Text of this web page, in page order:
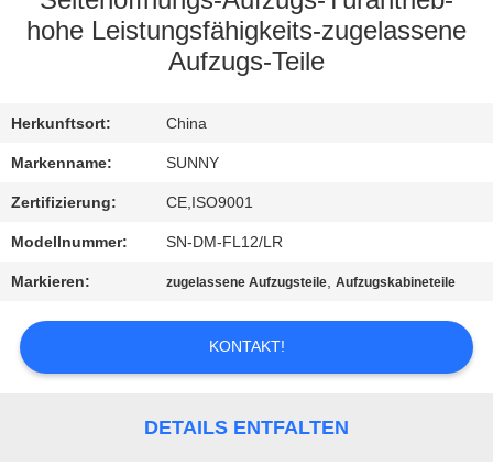
AUSFLUG
TRETEN
SIE
MIT
UNS
VERBINDUNG
FORDERN
hohe Leistungsfähigkeits-zugelassene
Aufzugs-Teile
Herkunftsort: China
Markenname: SUNNY
Zertifizierung: CE,ISO9001
Modellnummer: SN-DM-FL12/LR
Markieren: zugelassene Aufzugsteile,Aufzugskabineteile
KONTAKT!
DETAILS ENTFALTEN